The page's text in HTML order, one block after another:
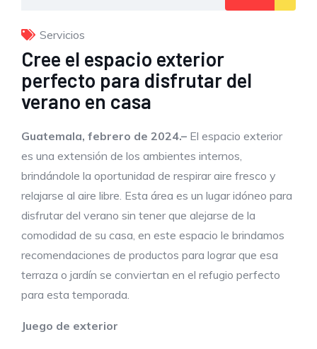
Servicios
Cree el espacio exterior
perfecto para disfrutar del
verano en casa
Guatemala, febrero de 2024.– El espacio exterior
es una extensión de los ambientes internos,
brindándole la oportunidad de respirar aire fresco y
relajarse al aire libre. Esta área es un lugar idóneo para
disfrutar del verano sin tener que alejarse de la
comodidad de su casa, en este espacio le brindamos
recomendaciones de productos para lograr que esa
terraza o jardín se conviertan en el refugio perfecto
para esta temporada.
Juego de exterior